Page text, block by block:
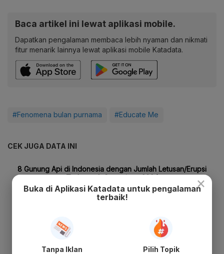
Baca artikel ini lewat aplikasi mobile.
Dapatkan pengalaman membaca lebih nyaman dan nikmati
fitur menarik lainnya lewat aplikasi mobile Katadata.
#Fenomena bulan purnama #Educate Me
CEK JUGA DATA INI
×
Buka di Aplikasi Katadata untuk pengalaman
terbaik!
Tanpa Iklan Pilih Topik